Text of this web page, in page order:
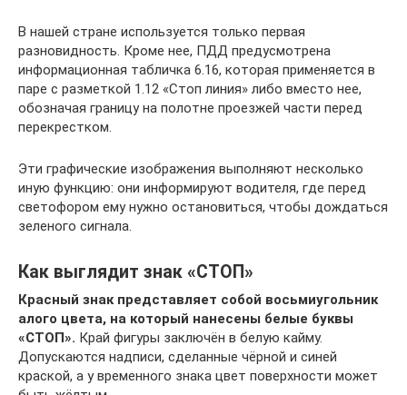
В нашей стране используется только первая
разновидность. Кроме нее, ПДД предусмотрена
информационная табличка 6.16, которая применяется в
паре с разметкой 1.12 «Стоп линия» либо вместо нее,
обозначая границу на полотне проезжей части перед
перекрестком.
Эти графические изображения выполняют несколько
иную функцию: они информируют водителя, где перед
светофором ему нужно остановиться, чтобы дождаться
зеленого сигнала.
Как выглядит знак «СТОП»
Красный знак представляет собой восьмиугольник
алого цвета, на который нанесены белые буквы
«СТОП». Край фигуры заключён в белую кайму.
Допускаются надписи, сделанные чёрной и синей
краской, а у временного знака цвет поверхности может